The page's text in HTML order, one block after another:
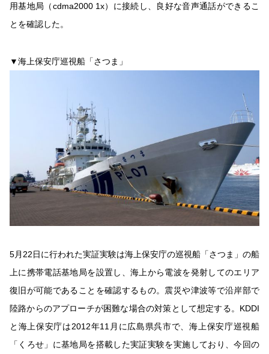
用基地局（cdma2000 1x）に接続し、良好な音声通話ができるこ
とを確認した。
▼海上保安庁巡視船「さつま」
5月22日に行われた実証実験は海上保安庁の巡視船「さつま」の船
上に携帯電話基地局を設置し、海上から電波を発射してのエリア
復旧が可能であることを確認するもの。震災や津波等で沿岸部で
陸路からのアプローチが困難な場合の対策として想定する。KDDI
と海上保安庁は2012年11月に広島県呉市で、海上保安庁巡視船
「くろせ」に基地局を搭載した実証実験を実施しており、今回の